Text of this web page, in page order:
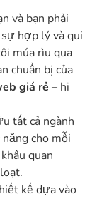
và bạn phải
hợp lý và qui
múa rìu qua
chuẩn bị của
giá rẻ – hi
tất cả ngành
cho mỗi
quan
kế dựa vào